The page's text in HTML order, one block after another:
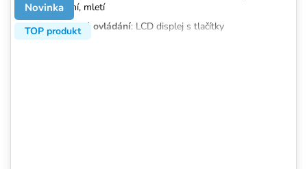
strouhání, mletí
Jednoduché ovládání: LCD displej s tlačítky
Novinka
TOP produkt